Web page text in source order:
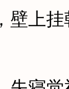
上挂